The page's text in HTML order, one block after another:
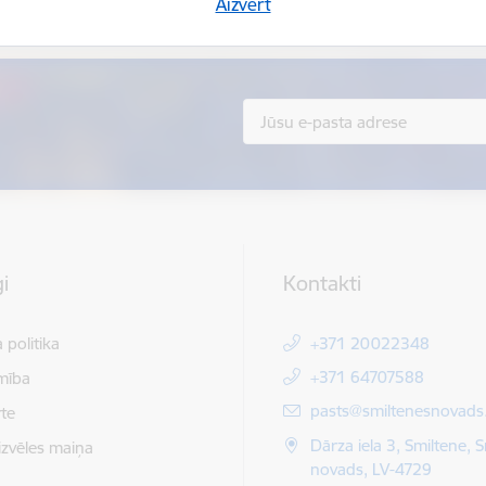
politika
maiņa
Kontakti
+371 20022348
+371 64707588
E-pasts:
Dārza iela 3, Smiltene,
novads, LV-4729